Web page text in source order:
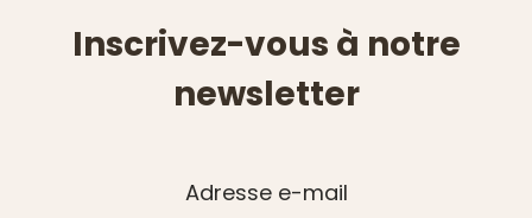
Inscrivez-vous à notre
newsletter
Adresse e-mail